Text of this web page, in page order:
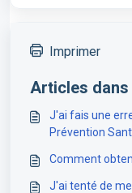
Imprimer
Articles
J'ai fais une erreur sur les
Prévention
Comment
J'ai tenté de